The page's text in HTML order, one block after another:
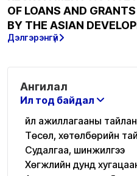
OF LOANS AND
BY THE ASIAN
Дэлгэрэнгүй
Ангилал
Ил тод байдал
Үйл ажиллагааны тайлан
Төсөл, хөтөлбөрийн
Судалгаа, шинжилгээ
Хөгжлийн дунд